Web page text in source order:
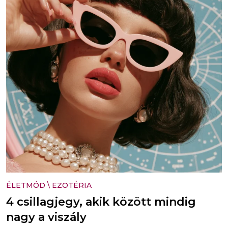
ÉLETMÓD \ EZOTÉRIA
4 csillagjegy, akik között mindig
nagy a viszály